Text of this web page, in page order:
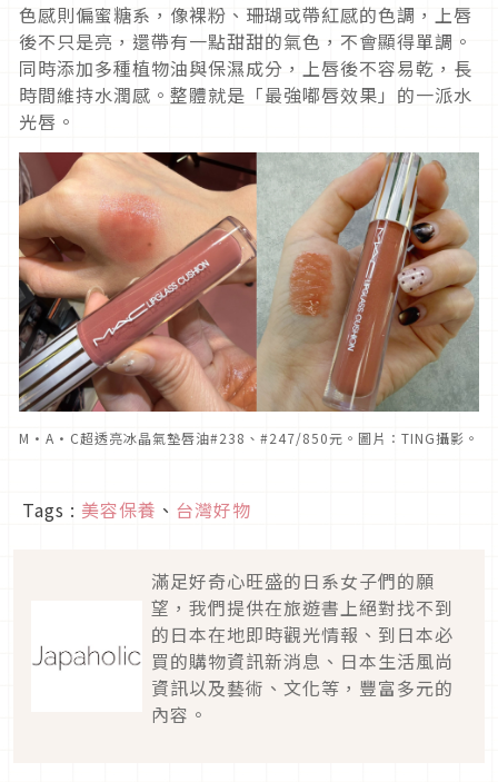
色感則偏蜜糖系，像裸粉、珊瑚或帶紅感的色調，上唇
後不只是亮，還帶有一點甜甜的氣色，不會顯得單調。
同時添加多種植物油與保濕成分，上唇後不容易乾，長
時間維持水潤感。整體就是「最強嘟唇效果」的一派水
光唇。
M·A·C超透亮冰晶氣墊唇油#238、#247/850元。圖片：TING攝影。
Tags : 美容保養 、 台灣好物
滿足好奇心旺盛的日系女子們的願
望，我們提供在旅遊書上絕對找不到
的日本在地即時觀光情報、到日本必
買的購物資訊新消息、日本生活風尚
資訊以及藝術、文化等，豐富多元的
內容。